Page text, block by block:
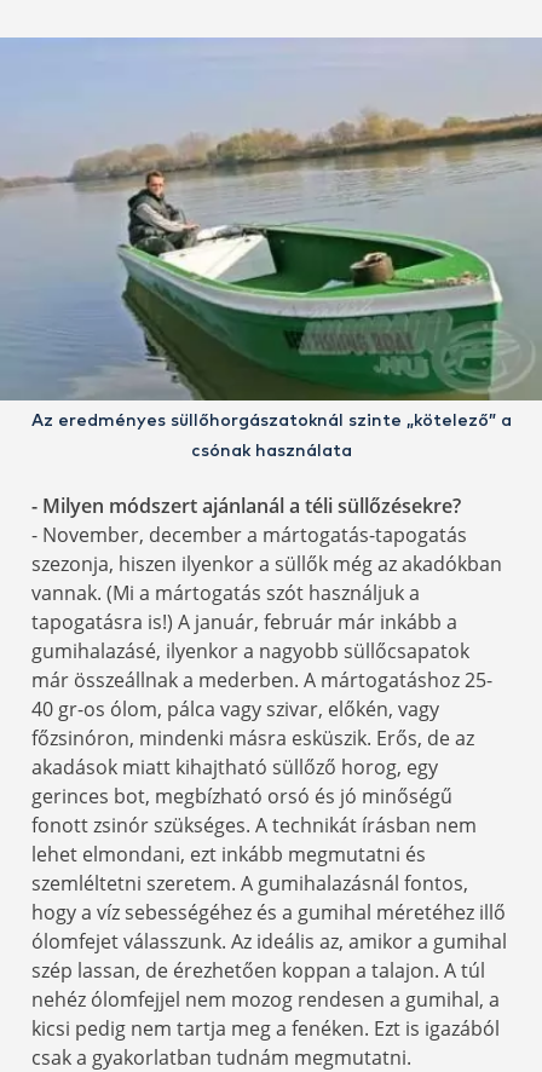
Az eredményes süllőhorgászatoknál szinte „kötelező” a
csónak használata
- Milyen módszert ajánlanál a téli süllőzésekre?
- November, december a mártogatás-tapogatás
szezonja, hiszen ilyenkor a süllők még az akadókban
vannak. (Mi a mártogatás szót használjuk a
tapogatásra is!) A január, február már inkább a
gumihalazásé, ilyenkor a nagyobb süllőcsapatok
már összeállnak a mederben. A mártogatáshoz 25-
40 gr-os ólom, pálca vagy szivar, előkén, vagy
főzsinóron, mindenki másra esküszik. Erős, de az
akadások miatt kihajtható süllőző horog, egy
gerinces bot, megbízható orsó és jó minőségű
fonott zsinór szükséges. A technikát írásban nem
lehet elmondani, ezt inkább megmutatni és
szemléltetni szeretem. A gumihalazásnál fontos,
hogy a víz sebességéhez és a gumihal méretéhez illő
ólomfejet válasszunk. Az ideális az, amikor a gumihal
szép lassan, de érezhetően koppan a talajon. A túl
nehéz ólomfejjel nem mozog rendesen a gumihal, a
kicsi pedig nem tartja meg a fenéken. Ezt is igazából
csak a gyakorlatban tudnám megmutatni.